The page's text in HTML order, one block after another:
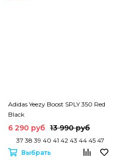
Adidas Yeezy Boost SPLY 350 Red
Black
6 290 руб 13 990 руб
37 38 39 40 41 42 43 44 45 47
Выбрать